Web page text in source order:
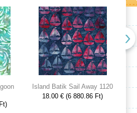
Island Batik Sail Away 1120
18.00 € (6 880.86 Ft)